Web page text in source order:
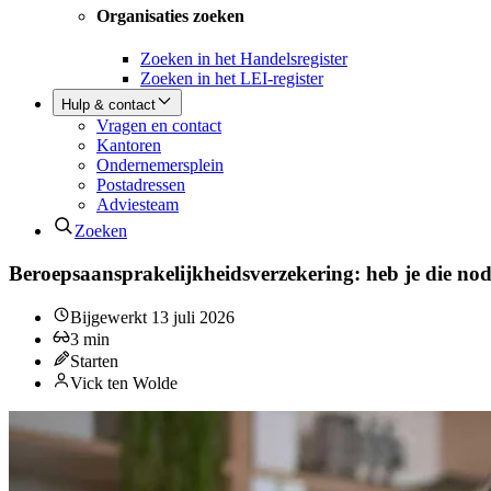
Organisaties zoeken
Zoeken in het Handelsregister
Zoeken in het LEI-register
Hulp & contact
Vragen en contact
Kantoren
Ondernemersplein
Postadressen
Adviesteam
Zoeken
Beroepsaansprakelijkheidsverzekering: heb je die
Bijgewerkt 13 juli 2026
3 min
Starten
Vick ten Wolde